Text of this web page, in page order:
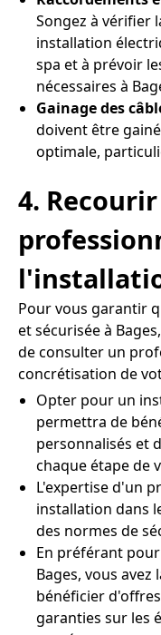
Songez à vérifier
installation
spa et à prévoir
nécessaires à
Gainage des
doivent être
optimale,
4.
Pour vous garantir
et sécurisée à
de consulter un
concrétisation de
Opter pour un
permettra de
personnalisés et
chaque étape de
L'expertise d'un
installation dans
des normes de
En préférant
Bages, vous
bénéficier
garanties sur les